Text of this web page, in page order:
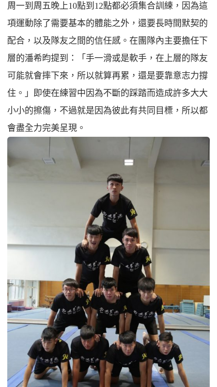
周一到周五晚上10點到12點都必須集合訓練，因為這
項運動除了需要基本的體能之外，還要長時間默契的
配合，以及隊友之間的信任感。在團隊內主要擔任下
層的潘希昀提到：「手一滑或是軟手，在上層的隊友
可能就會摔下來，所以就算再累，還是要靠意志力撐
住。」即使在練習中因為不斷的踩踏而造成許多大大
小小的擦傷，不過就是因為彼此有共同目標，所以都
會盡全力完美呈現。